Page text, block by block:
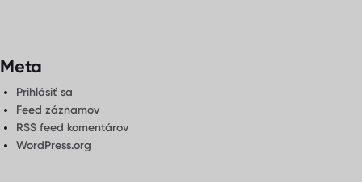
Meta
Prihlásiť sa
Feed záznamov
RSS feed komentárov
WordPress.org